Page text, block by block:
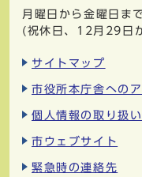
月曜日から金曜日ま
(祝休日、12月29日
サイトマップ
市役所本庁舎への
個人情報の取り扱い
市ウェブサイト
緊急時の連絡先